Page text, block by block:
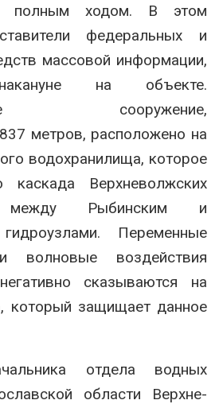
полным ходом. В этом
федеральных и
массовой информации,
на объекте.
сооружение,
метров, расположено на
водохранилища, которое
каскада Верхневолжских
между Рыбинским и
Переменные
воздействия
сказываются на
который защищает данное
отдела водных
области Верхне-